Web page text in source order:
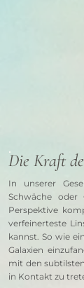
Die Kraft
In unserer
Schwäche oder
Perspektive
verfeinerteste
kannst. So wie
Galaxien
mit den
in Kontakt zu